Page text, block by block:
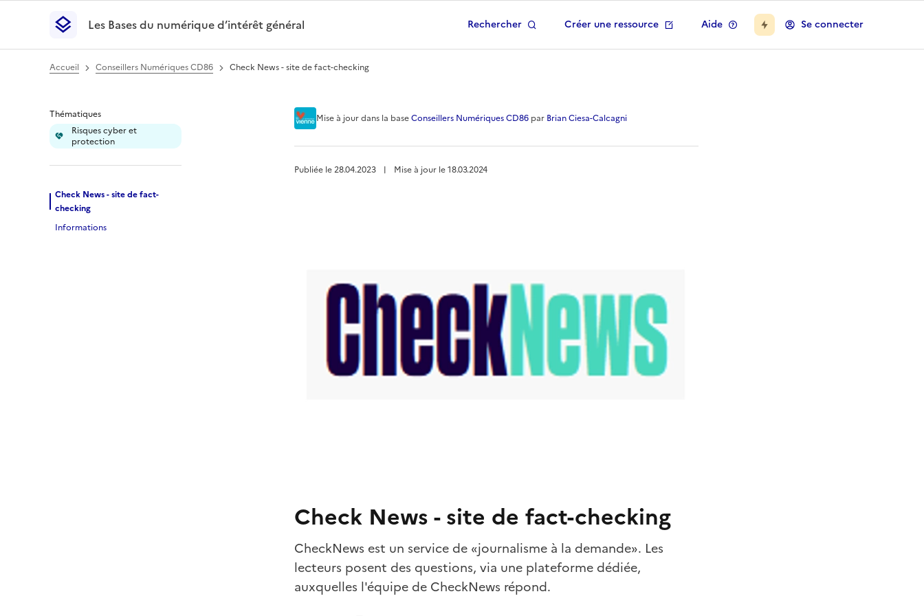
Les Bases du numérique d’intérêt général- Retour à la page d'accueil
Les Bases du numérique d’intérêt général
Rechercher Créer une ressource Aide Se connecter
Accueil Conseillers Numériques CD86 Check News - site de fact-checking
Check News - site de fact-checking
Thématiques
Risques cyber et
protection
Check News - site de fact-
checking
Informations
Mise à jourdans la baseConseillers Numériques CD86par Brian Ciesa-Calcagni
Publiée le28.04.2023 ︱ Mise à jour le18.03.2024
Check News - site de fact-checking
CheckNews est un service de «journalisme à la demande». Les
lecteurs posent des questions, via une plateforme dédiée,
auxquelles l'équipe de CheckNews répond.